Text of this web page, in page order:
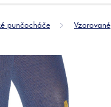
punčocháče Vzorované